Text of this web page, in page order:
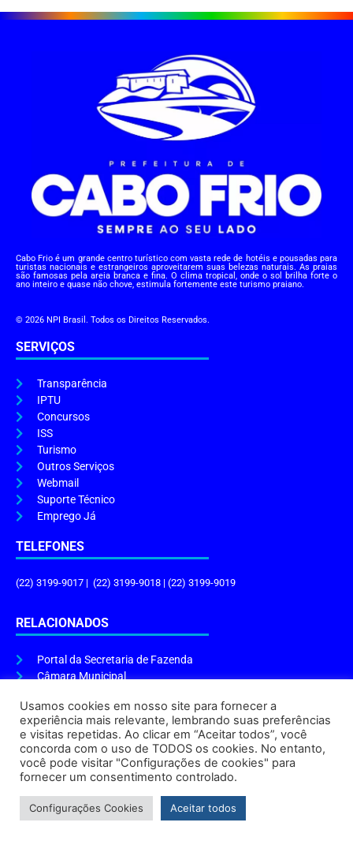
Cabo Frio é um grande centro turístico com vasta rede de hotéis e pousadas para
turistas nacionais e estrangeiros aproveitarem suas belezas naturais. As praias
são famosas pela areia branca e fina. O clima tropical, onde o sol brilha forte o
ano inteiro e quase não chove, estimula fortemente este turismo praiano.
© 2026 NPI Brasil. Todos os Direitos Reservados.
SERVIÇOS
Transparência
IPTU
Concursos
ISS
Turismo
Outros Serviços
Webmail
Suporte Técnico
Emprego Já
TELEFONES
(22) 3199-9017 | (22) 3199-9018 | (22) 3199-9019
RELACIONADOS
Portal da Secretaria de Fazenda
Câmara Municipal
ENDEREÇO E HORÁRIO
Endereço:Praça Tiradentes, s/n – Centro, Cabo Frio – RJ, 28906-290
Atendimento do Protocolo Geral da Prefeitura:9h às 16h
Horário de Funcionamento:8h às 17h
Usamos cookies em nosso site para fornecer a
experiência mais relevante, lembrando suas preferências
e visitas repetidas. Ao clicar em “Aceitar todos”, você
concorda com o uso de TODOS os cookies. No entanto,
você pode visitar "Configurações de cookies" para
fornecer um consentimento controlado.
Configurações Cookies Aceitar todos